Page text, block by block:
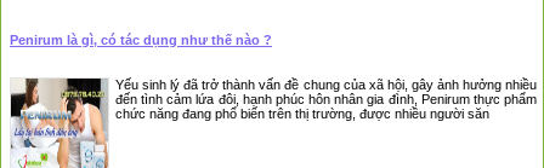
Penirum là gì, có tác dụng như thế nào ?
Yếu sinh lý đã trở thành vấn đề chung của xã hội, gây ảnh hưởng nhiều
đến tình cảm lứa đôi, hạnh phúc hôn nhân gia đình, Penirum thực phẩm
chức năng đang phổ biến trên thị trường, được nhiều người săn